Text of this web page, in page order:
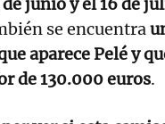
junio y el 16 de
se encuentra
aparece Pelé y
de 130.000 euros.